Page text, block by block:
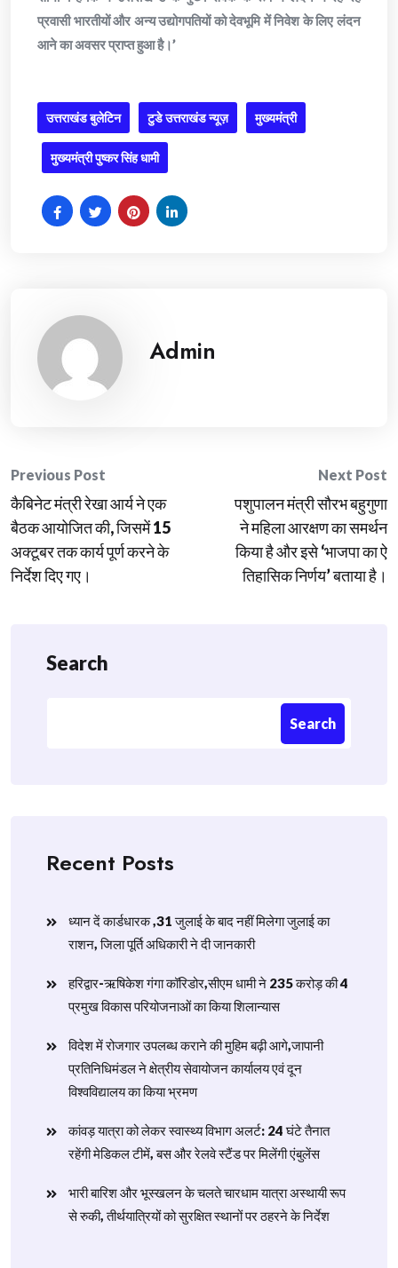
प्रवासी भारतीयों और अन्य उद्योगपतियों को देवभूमि में निवेश के लिए लंदन
आने का अवसर प्राप्त हुआ है।’
उत्तराखंड बुलेटिन टुडे उत्तराखंड न्यूज़ मुख्यमंत्री
मुख्यमंत्री पुष्कर सिंह धामी
Admin
Post
navigation
Previous Post
कैबिनेट मंत्री रेखा आर्य ने एक
बैठक आयोजित की, जिसमें 15
अक्टूबर तक कार्य पूर्ण करने के
निर्देश दिए गए।
Next Post
पशुपालन मंत्री सौरभ बहुगुणा
ने महिला आरक्षण का समर्थन
किया है और इसे ‘भाजपा का ऐ
तिहासिक निर्णय’ बताया है।
Search
Search
Recent Posts
ध्यान दें कार्डधारक ,31 जुलाई के बाद नहीं मिलेगा जुलाई का
राशन, जिला पूर्ति अधिकारी ने दी जानकारी
हरिद्वार-ऋषिकेश गंगा कॉरिडोर,सीएम धामी ने 235 करोड़ की 4
प्रमुख विकास परियोजनाओं का किया शिलान्यास
विदेश में रोजगार उपलब्ध कराने की मुहिम बढ़ी आगे,जापानी
प्रतिनिधिमंडल ने क्षेत्रीय सेवायोजन कार्यालय एवं दून
विश्वविद्यालय का किया भ्रमण
​कांवड़ यात्रा को लेकर स्वास्थ्य विभाग अलर्ट: 24 घंटे तैनात
रहेंगी मेडिकल टीमें, बस और रेलवे स्टैंड पर मिलेंगी एंबुलेंस
​भारी बारिश और भूस्खलन के चलते चारधाम यात्रा अस्थायी रूप
से रुकी, तीर्थयात्रियों को सुरक्षित स्थानों पर ठहरने के निर्देश